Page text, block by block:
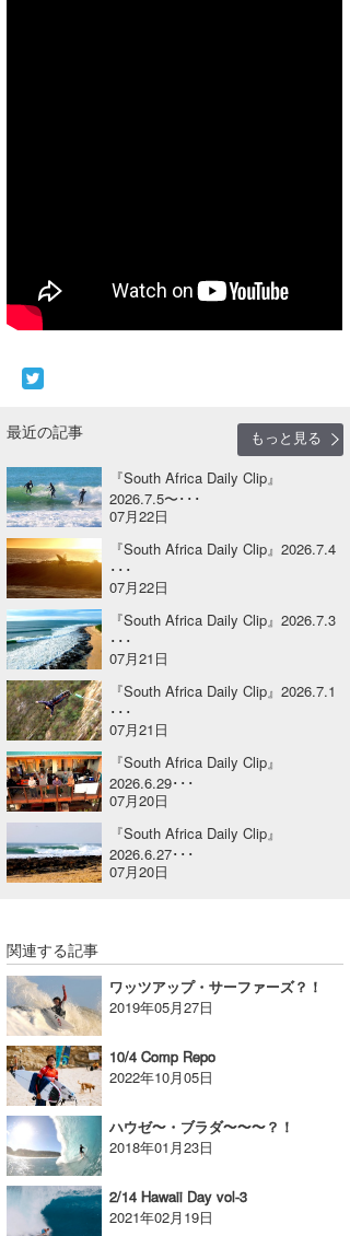
最近の記事
もっと見る
『South Africa Daily Clip』
2026.7.5〜･･･
07月22日
『South Africa Daily Clip』2026.7.4
･･･
07月22日
『South Africa Daily Clip』2026.7.3
･･･
07月21日
『South Africa Daily Clip』2026.7.1
･･･
07月21日
『South Africa Daily Clip』
2026.6.29･･･
07月20日
『South Africa Daily Clip』
2026.6.27･･･
07月20日
関連する記事
ワッツアップ・サーファーズ？！
2019年05月27日
10/4 Comp Repo
2022年10月05日
ハウゼ〜・ブラダ〜〜〜？！
2018年01月23日
2/14 Hawaii Day vol-3
2021年02月19日
Core Surf Japan
Yasunari Inoue
Yoshiyuki Obata
arukasvision
DELTA FORCE SURF
CBA Films
熊谷素子
Colors MAGAZINE
WAVAL
福島寿実子
中浦“JET”章
嵯峨明日香
進士剛光
田原啓江
植村未来
NOBUFUKU
大野”MAR”修聖
喜納海人
波伝説スタッフ
☆加藤
+☆maki☆+
Aichan
chan-U
ECE
G◎Da
H
KID
KOBU
KY
mitz
OYZ
S.K
Soulman
VAGY
waka☆=
波伝説